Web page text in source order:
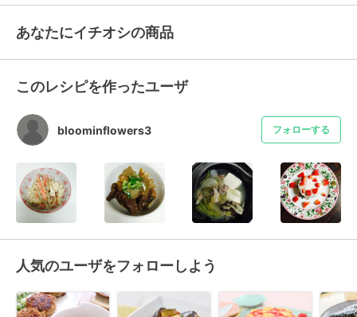
あなたにイチオシの商品
このレシピを作ったユーザ
bloominflowers3 フォローする
人気のユーザをフォローしよう